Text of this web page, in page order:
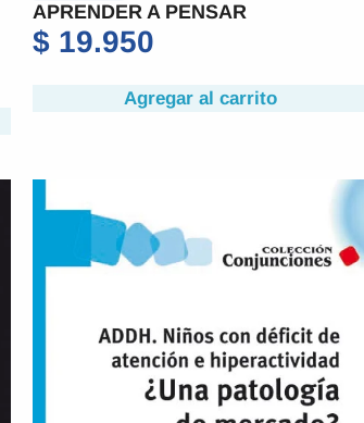
APRENDER A PENSAR
$ 19.950
Agregar al carrito